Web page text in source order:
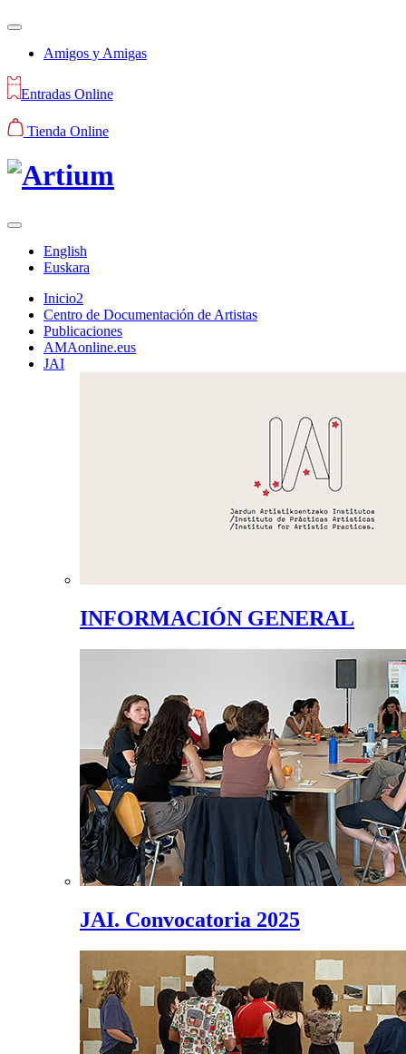
Amigos y Amigas
Entradas Online
Tienda Online
English
Euskara
Inicio2
Centro de Documentación de Artistas
Publicaciones
AMAonline.eus
JAI
INFORMACIÓN GENERAL
JAI. Convocatoria 2025